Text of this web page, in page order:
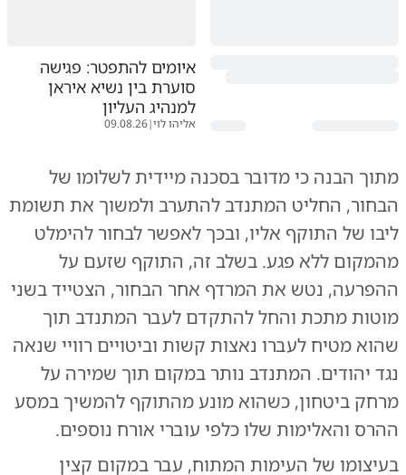
איומים להתפטר: פגישה
סוערת בין נשיא איראן
למנהיג העליון
אליהו לוי|
09.08.26
מתוך הבנה כי מדובר בסכנה מיידית לשלומו של
הבחור, החליט המתנדב להתערב ולמשוך את תשומת
ליבו של התוקף אליו, ובכך לאפשר לבחור להימלט
מהמקום ללא פגע. בשלב זה, התוקף שזעם על
ההפרעה, נטש את המרדף אחר הבחור, הצטייד בשני
מוטות מתכת והחל להתקדם לעבר המתנדב תוך
שהוא מטיח לעברו נאצות קשות וביטויים רוויי שנאה
נגד יהודים. המתנדב נותר במקום תוך שמירה על
מרחק ביטחון, כשהוא מונע מהתוקף להמשיך במסע
ההרס והאלימות שלו כלפי עוברי אורח נוספים.
בעיצומו של העימות המתוח, עבר במקום קצין